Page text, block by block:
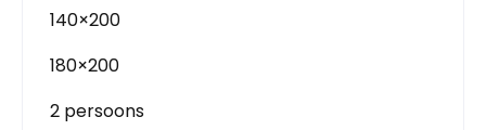
140×200
180×200
2 persoons